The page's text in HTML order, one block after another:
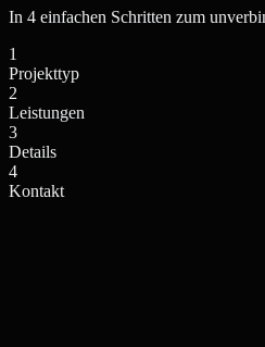
In 4 einfachen Schritten zum
1
Projekttyp
2
Leistungen
3
Details
4
Kontakt